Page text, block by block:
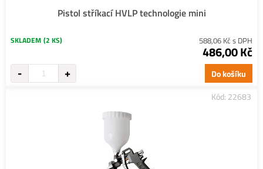
Pistol stříkací HVLP technologie mini
SKLADEM (2 KS) 588,06 Kč s DPH
486,00 Kč
Do košíku
Kód: 22683